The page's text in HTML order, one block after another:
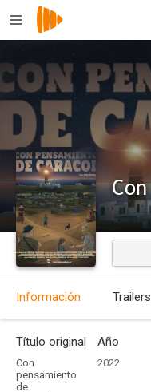
Información Trailers
Título original
Con
pensamiento
de
Año
2022